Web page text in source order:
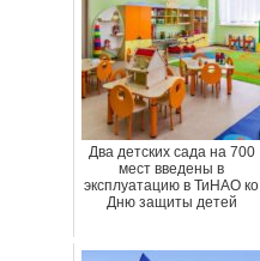
Два детских сада на 700
мест введены в
эксплуатацию в ТиНАО ко
Дню защиты детей